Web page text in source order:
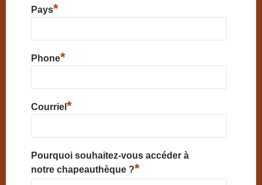
Pays*
Phone*
Courriel *
Pourquoi souhaitez-vous accéder à
notre chapeauthèque ?*